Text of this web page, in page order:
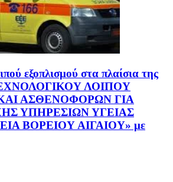
εξοπλισμού στα πλαίσια της
ΛΟΙΠΟΥ
ΑΣΘΕΝΟΦΟΡΩΝ ΓΙΑ
ΥΠΗΡΕΣΙΩΝ ΥΓΕΙΑΣ
ΒΟΡΕΙΟΥ ΑΙΓΑΙΟΥ» με